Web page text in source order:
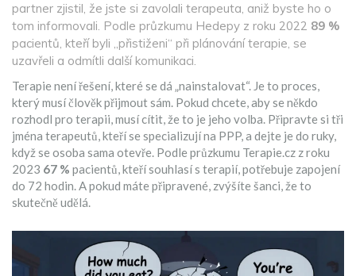
partner zjistil, že jste si zavolali terapeuta, aniž byste ho o
tom informovali. Podle průzkumu Hedepy z roku 2022 89 %
pacientů, kteří byli „přistiženi“ při plánování terapie, se
uzavřeli a odmítli další komunikaci.
Terapie není řešení, které se dá „nainstalovat“. Je to proces,
který musí člověk přijmout sám. Pokud chcete, aby se někdo
rozhodl pro terapii, musí cítit, že to je jeho volba. Připravte si tři
jména terapeutů, kteří se specializují na PPP, a dejte je do ruky,
když se osoba sama otevře. Podle průzkumu Terapie.cz z roku
2023 67 % pacientů, kteří souhlasí s terapií, potřebuje zapojení
do 72 hodin. A pokud máte připravené, zvýšíte šanci, že to
skutečně udělá.